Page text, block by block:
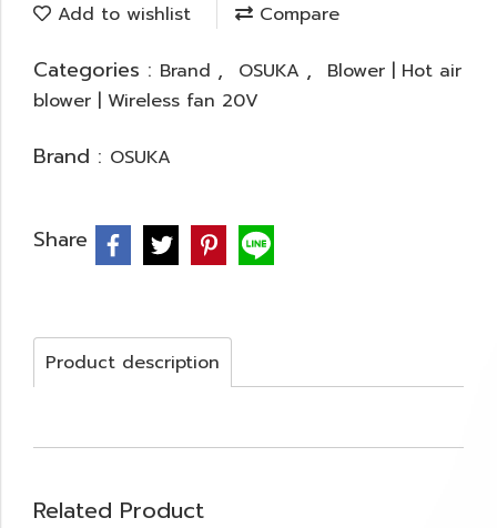
Add to wishlist Compare
Categories : Brand , OSUKA ,
Blower | Hot air
blower | Wireless fan 20V
Brand : OSUKA
Share
Product description
Related Product